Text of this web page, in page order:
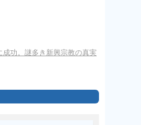
成功。謎多き新興宗教の真実